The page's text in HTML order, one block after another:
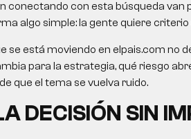
conectando con esta búsqueda van
algo simple: la gente quiere criterio
se está moviendo en elpais.com no
para la estrategia, qué riesgo
que el tema se vuelva ruido.
DECISIÓN SIN